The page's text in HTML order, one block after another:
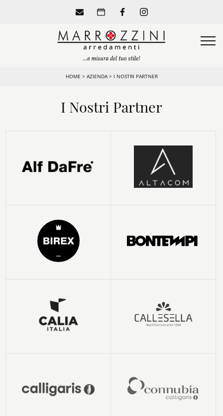
HOME > AZIENDA > I NOSTRI PARTNER
I Nostri Partner